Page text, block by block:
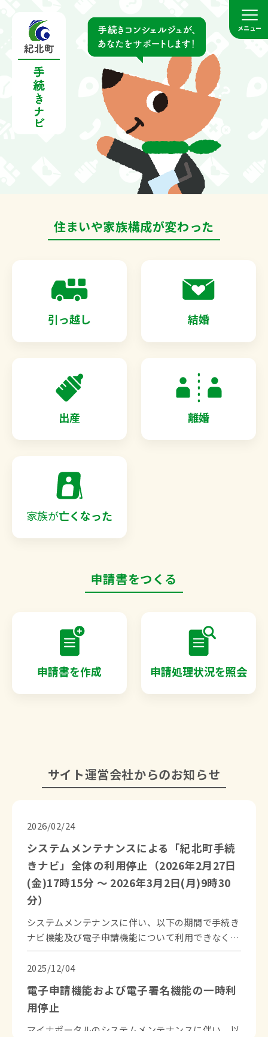
メニュー
住まいや家族構成が変わった
引っ越し 結婚
出産 離婚
家族が亡くなった
申請書をつくる
申請書を作成 申請処理状況を照会
サイト運営会社からのお知らせ
2026/02/24
システムメンテナンスによる「紀北町手続
きナビ」全体の利用停止（2026年2月27日
(金)17時15分 ～ 2026年3月2日(月)9時30
分）
システムメンテナンスに伴い、以下の期間で手続き
ナビ機能及び電子申請機能について利用できなくな
ります。
・2026年2月27日(金)17時15分 ～ 2026年3月2日
(月)9時30分頃
※メンテナンス時間は前後する場合があります。
※上記期間は「紀北町手続きナビ」ページ自体へ
2025/12/04
電子申請機能および電子署名機能の一時利
用停止
マイナポータルのシステムメンテナンスに伴い、以